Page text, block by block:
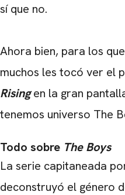
sí que no.
Ahora bien, para los
muchos les tocó ver el
Risingen la gran
tenemos universo The
Todo sobre The Boys
La serie capitaneada
deconstruyó el género